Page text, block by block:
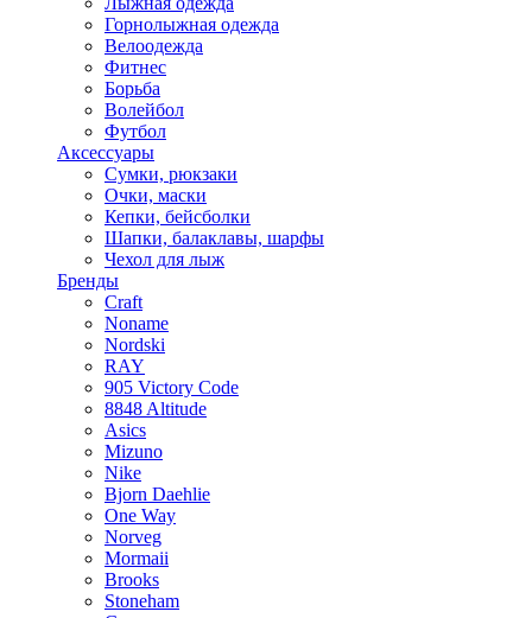
Горнолыжная одежда
Велоодежда
Фитнес
Борьба
Волейбол
Футбол
Аксессуары
Сумки, рюкзаки
Очки, маски
Кепки, бейсболки
Шапки, балаклавы, шарфы
Чехол для лыж
Бренды
Craft
Noname
Nordski
RAY
905 Victory Code
8848 Altitude
Asics
Mizuno
Nike
Bjorn Daehlie
One Way
Norveg
Mormaii
Brooks
Stoneham